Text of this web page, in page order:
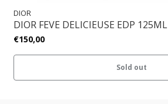
DIOR
DIOR FEVE DELICIEUSE EDP 125ML
€150,00
Sold out